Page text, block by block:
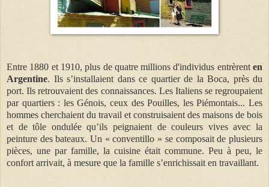
Entre 1880 et 1910,plus de quatremillions d'individus entrèrenten
Argentine. Ils s’installaient dans ce quartier de la Boca, près du
port. Ils retrouvaient des connaissances. Les Italiens se regroupaient
par quartiers : les Génois, ceux des Pouilles, les Piémontais... Les
hommes cherchaient du travail et construisaient des maisons de bois
et de tôle ondulée qu’ils peignaient de couleurs vives avec la
peinture des bateaux. Un « conventillo » se composait de plusieurs
pièces, une par famille, la cuisine était commune. Peu à peu, le
confort arrivait, à mesure que la famille s’enrichissait en travaillant.